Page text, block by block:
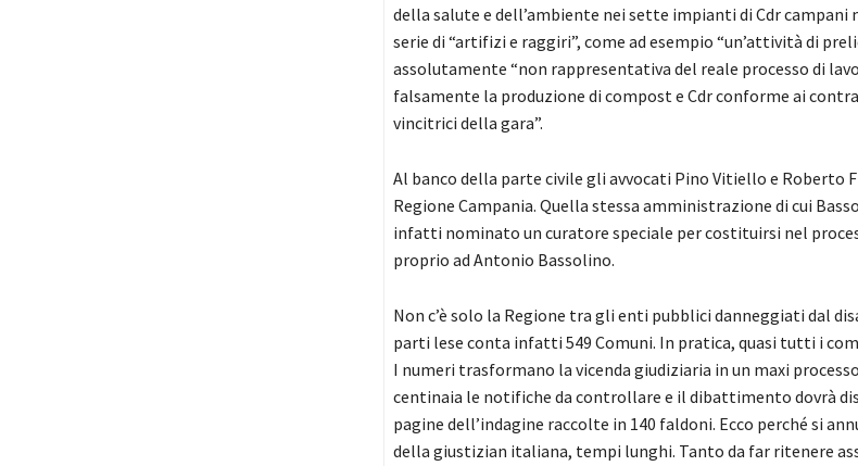
della salute e dell’ambiente nei sette impianti di Cdr campani
serie di “artifizi e raggiri”, come ad esempio “un’attività di
assolutamente “non rappresentativa del reale processo di
falsamente la produzione di compost e Cdr conforme ai
vincitrici della gara”.
Al banco della parte civile gli avvocati Pino Vitiello e Roberto
Regione Campania. Quella stessa amministrazione di cui
infatti nominato un curatore speciale per costituirsi nel
proprio ad Antonio Bassolino.
Non c’è solo la Regione tra gli enti pubblici danneggiati dal
parti lese conta infatti 549 Comuni. In pratica, quasi tutti i
I numeri trasformano la vicenda giudiziaria in un maxi
centinaia le notifiche da controllare e il dibattimento dovrà
pagine dell’indagine raccolte in 140 faldoni. Ecco perché si
della giustizian italiana, tempi lunghi. Tanto da far ritenere